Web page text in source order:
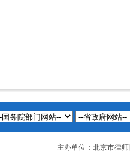
主办单位：北京市律